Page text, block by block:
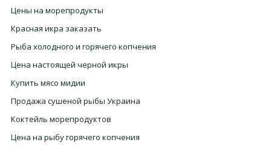
Цены на морепродукты
Красная икра заказать
Рыба холодного и горячего копчения
Цена настоящей черной икры
Купить мясо мидии
Продажа сушеной рыбы Украина
Коктейль морепродуктов
Цена на рыбу горячего копчения